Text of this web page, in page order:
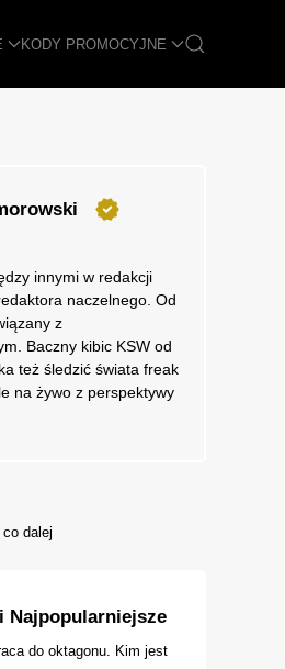
KODY PROMOCYJNE
innymi w redakcji
naczelnego. Od
z
Baczny kibic KSW od
też śledzić świata freak
na żywo z perspektywy
dalej
Najpopularniejsze
do oktagonu. Kim jest